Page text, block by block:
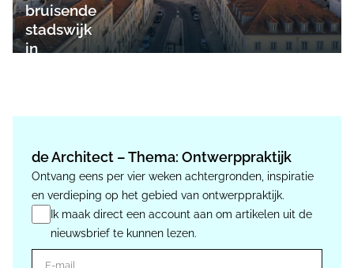
bruisende
stadswijk
in
de Architect – Thema: Ontwerppraktijk
Ontvang eens per vier weken achtergronden, inspiratie
en verdieping op het gebied van ontwerppraktijk.
Ik maak direct een account aan om artikelen uit de
nieuwsbrief te kunnen lezen.
E-mail